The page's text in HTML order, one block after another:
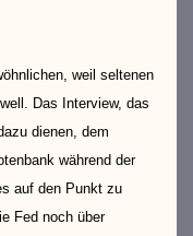
weil seltenen
Das Interview, das
dienen, dem
während der
auf den Punkt zu
Fed noch über